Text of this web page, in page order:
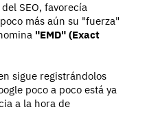
SEO, favorecía
más aún su "fuerza"
"EMD" (Exact
sigue registrándolos
poco a poco está ya
a la hora de